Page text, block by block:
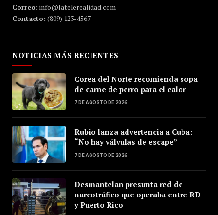
Correo: info@latelerealidad.com
Contacto: (809) 123-4567
NOTICIAS MÁS RECIENTES
Corea del Norte recomienda sopa
de carne de perro para el calor
7 DE AGOSTO DE 2026
Rubio lanza advertencia a Cuba:
“No hay válvulas de escape”
7 DE AGOSTO DE 2026
Desmantelan presunta red de
narcotráfico que operaba entre RD
y Puerto Rico